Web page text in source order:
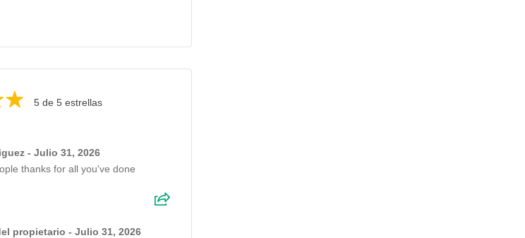
5 de 5 estrellas
- Julio 31, 2026
thanks for all you've done
propietario - Julio 31, 2026